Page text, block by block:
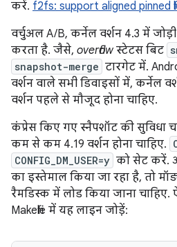
करें. f2fs: support aligned pinned
वर्चुअल A/B, कर्नेल वर्शन 4.3 में
करता है. जैसे, overflowस्टेटस बिट
snapshot-merge टारगेट में.
वर्शन वाले सभी डिवाइसों में, कर्नेल
वर्शन पहले से मौजूद होना चाहिए.
कंप्रेस किए गए स्नैपशॉट की सुविधा
कम से कम 4.19 वर्शन होना चाहिए.
CONFIG_DM_USER=y को सेट करें.
का इस्तेमाल किया जा रहा है, तो
रैमडिस्क में लोड किया जाना
Makefile में यह लाइन जोड़ें: